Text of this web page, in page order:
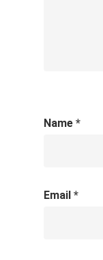
Name *
Email *